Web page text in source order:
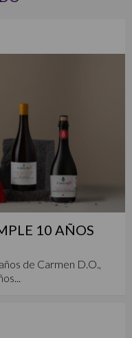
10 AÑOS
de Carmen D.O.,